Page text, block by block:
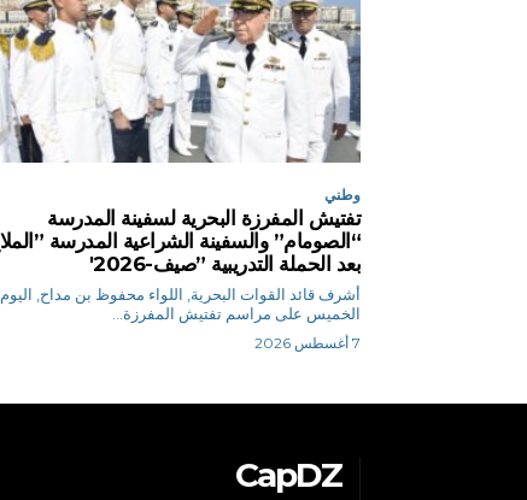
وطني
تفتيش المفرزة البحرية لسفينة المدرسة
“الصومام” والسفينة الشراعية المدرسة
بعد الحملة التدريبية ”صيف-2026′
أشرف قائد القوات البحرية, اللواء محفوظ بن مداح, اليوم
الخميس على مراسم تفتيش المفرزة...
7 أغسطس 2026
CapDZ